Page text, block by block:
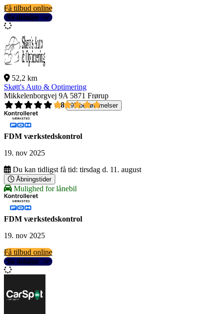
Få tilbud online
Se detaljer
52,2 km
Skøtt's Auto & Optimering
Mikkelenborgvej 9A 5871 Frørup
4,8
95 bedømmelser
FDM værkstedskontrol
19. nov 2025
Du kan tidligst få tid: tirsdag d. 11. august
Åbningstider
Mulighed for lånebil
FDM værkstedskontrol
19. nov 2025
Få tilbud online
Se detaljer